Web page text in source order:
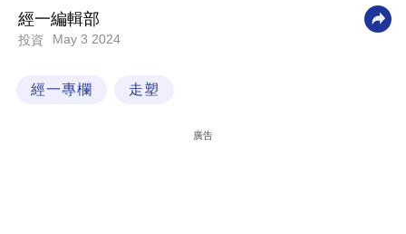
科
經一編輯部
投資 May 3 2024
經一專欄 走塑
廣告